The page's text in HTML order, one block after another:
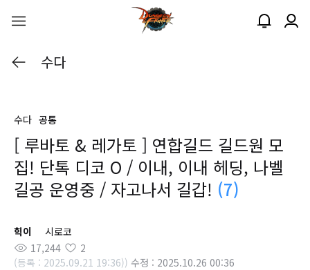
수다
수다 공통
[ 루바토 & 레가토 ] 연합길드 길드원 모
집! 단톡 디코 O / 이내, 이내 헤딩, 나벨
길공 운영중 / 자고나서 길갑! (7)
힉이
시로코
17,244
2
(등록 : 2025.09.21 19:36)) 수정 : 2025.10.26 00:36